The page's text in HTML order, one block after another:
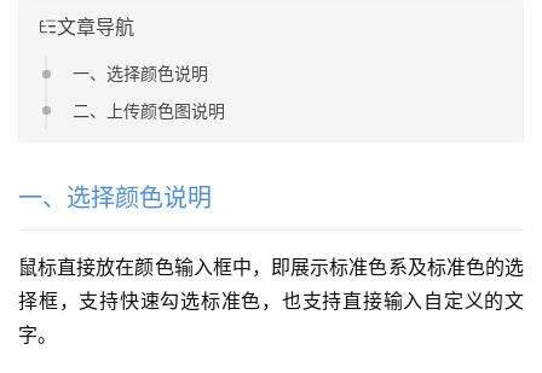
文章导航
一、选择颜色说明
二、上传颜色图说明
一、选择颜色说明
鼠标直接放在颜色输入框中，即展示标准色系及标准色的选
择框，支持快速勾选标准色，也支持直接输入自定义的文
字。